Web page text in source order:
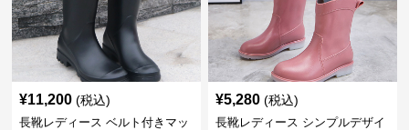
¥11,200 (税込)
長靴レディース ベルト付きマッ
¥5,280 (税込)
長靴レディース シンプルデザイ